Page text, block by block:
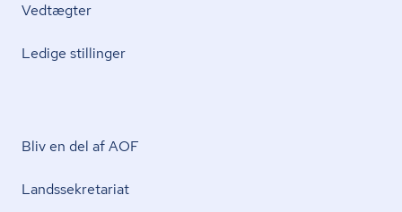
Vedtægter
Ledige stillinger
Bliv en del af AOF
Lands­se­kre­ta­ri­at